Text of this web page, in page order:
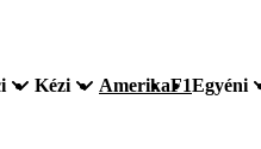
Kézi AmerikaF1Egyéni